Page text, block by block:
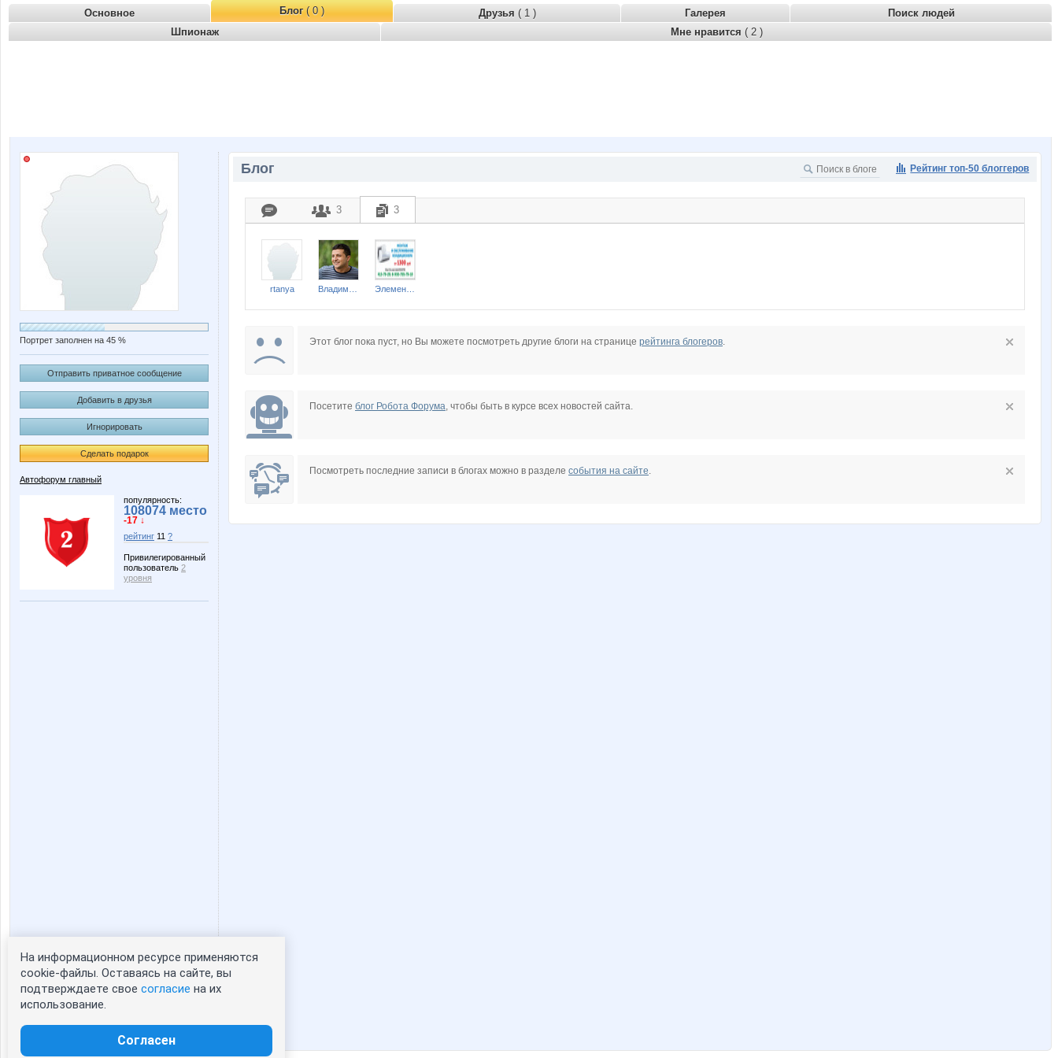
Основное Блог( 0 ) Друзья ( 1 ) Галерея
Поиск людей
Шпионаж
Мне нравится ( 2 )
Портрет заполнен на 45 %
Отправить приватное сообщение
Добавить в друзья
Игнорировать
Сделать подарок
Автофорум главный
популярность:
108074 место
-17 ↓
рейтинг 11 ?
Привилегированный
пользователь 2
уровня
Статистика портрета:
сейчас просматривают портрет - 0
зарегистрированные пользователи
Рейтинг топ-50 блоггеров
Блог
3 3
rtanya
Этот блог пока пуст, но Вы можете посмотреть другие блоги на странице рейтинга блогеров.
Посетите блог Робота Форума, чтобы быть в курсе всех новостей сайта.
Посмотреть последние записи в блогах можно в разделе события на сайте.
На информационном ресурсе применяются
cookie-файлы. Оставаясь на сайте, вы
подтверждаете свое согласие на их
использование.
Согласен